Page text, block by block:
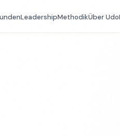
LeadershipMethodikÜber Udo